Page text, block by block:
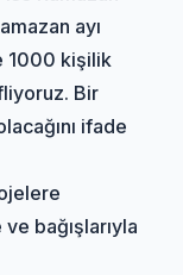
ayı
1000 kişilik
Bir
ifade
bağışlarıyla